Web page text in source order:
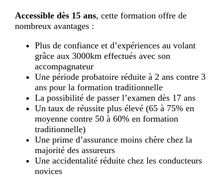
Accessible dès 15 ans, cette formation offre de
nombreux avantages :
Plus de confiance et d’expériences au volant
grâce aux 3000km effectués avec son
accompagnateur
Une période probatoire réduite à 2 ans contre 3
ans pour la formation traditionnelle
La possibilité de passer l’examen dès 17 ans
Un taux de réussite plus élevé (65 à 75% en
moyenne contre 50 à 60% en formation
traditionnelle)
Une prime d’assurance moins chère chez la
majorité des assureurs
Une accidentalité réduite chez les conducteurs
novices